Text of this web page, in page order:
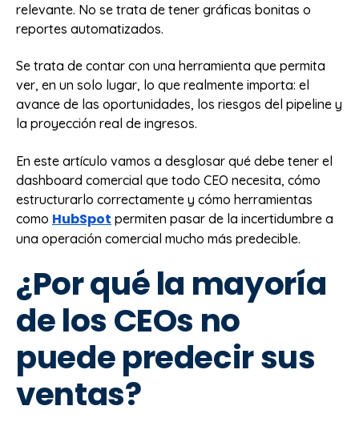
relevante. No se trata de tener gráficas bonitas o
reportes automatizados.
Se trata de contar con una herramienta que permita
ver, en un solo lugar, lo que realmente importa: el
avance de las oportunidades, los riesgos del pipeline y
la proyección real de ingresos.
En este artículo vamos a desglosar qué debe tener el
dashboard comercial que todo CEO necesita, cómo
estructurarlo correctamente y cómo herramientas
como HubSpot permiten pasar de la incertidumbre a
una operación comercial mucho más predecible.
¿Por qué la mayoría
de los CEOs no
puede predecir sus
ventas?